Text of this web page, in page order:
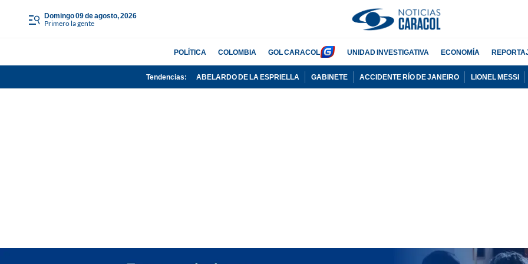
domingo 09 de agosto, 2026
Primero la gente
POLÍTICA COLOMBIA GOL CARACOL UNIDAD INVESTIGATIVA ECONOMÍA
Tendencias: ABELARDO DE LA ESPRIELLA GABINETE ACCIDENTE RÍO DE JANEIRO LIONEL MESSI